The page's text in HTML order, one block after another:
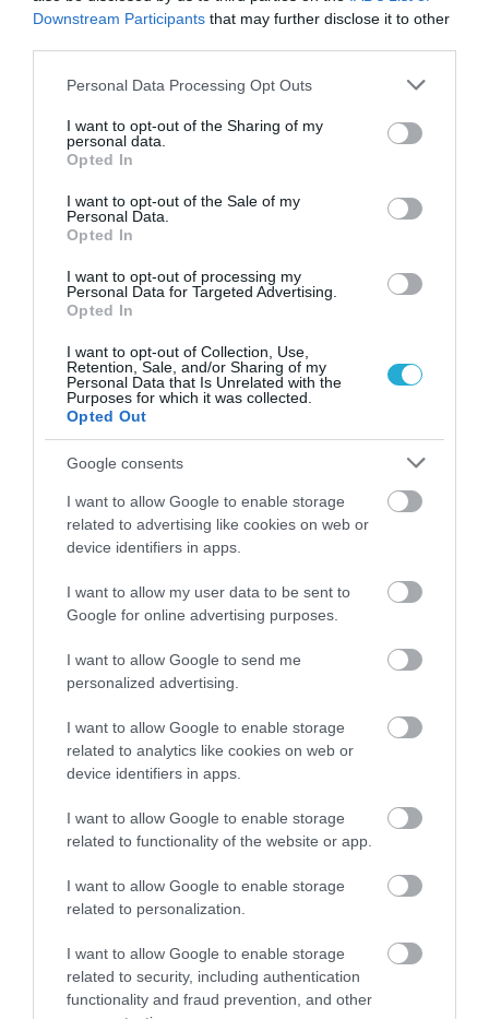
Downstream Participants that may further disclose it to other
Please note that this website/app uses one or more Google
not limited to your visit or usage behaviour. You may click to
grant or deny consent to Google and its third-party tags to
use your data for below specified purposes in below Google
consent section.
Personal Data Processing Opt Outs
I want to opt-out of the Sharing of my
personal data.
Opted In
I want to opt-out of the Sale of my
Personal Data.
Opted In
I want to opt-out of processing my
Personal Data for Targeted Advertising.
Opted In
I want to opt-out of Collection, Use,
Retention, Sale, and/or Sharing of my
Personal Data that Is Unrelated with the
Purposes for which it was collected.
Opted Out
Google consents
I want to allow Google to enable storage
related to advertising like cookies on web or
device identifiers in apps.
I want to allow my user data to be sent to
Google for online advertising purposes.
I want to allow Google to send me
personalized advertising.
I want to allow Google to enable storage
related to analytics like cookies on web or
device identifiers in apps.
I want to allow Google to enable storage
related to functionality of the website or app.
I want to allow Google to enable storage
related to personalization.
I want to allow Google to enable storage
related to security, including authentication
functionality and fraud prevention, and other
Parramatta,Σίδνεϊ, Αυστραλία
Σεβίλλη, Ισπανία
Ακολουθήστε τοfoodlife.gr στο Google
και μάθετε πρώτοι όλες τις ειδήσεις
03.08.2026
Express